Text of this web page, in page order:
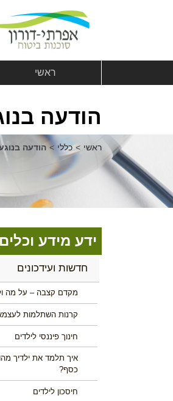
ראשי
הודעה
ראשי > כללי > הודעה
ידע מידע וכלים
חדשות ועידכונים
מקדם קצבה – על מה
קרנות השתלמות
חינוך פיננסי לילדים
איך תלמד את ילדיך
כסף?
חיסכון לילדים